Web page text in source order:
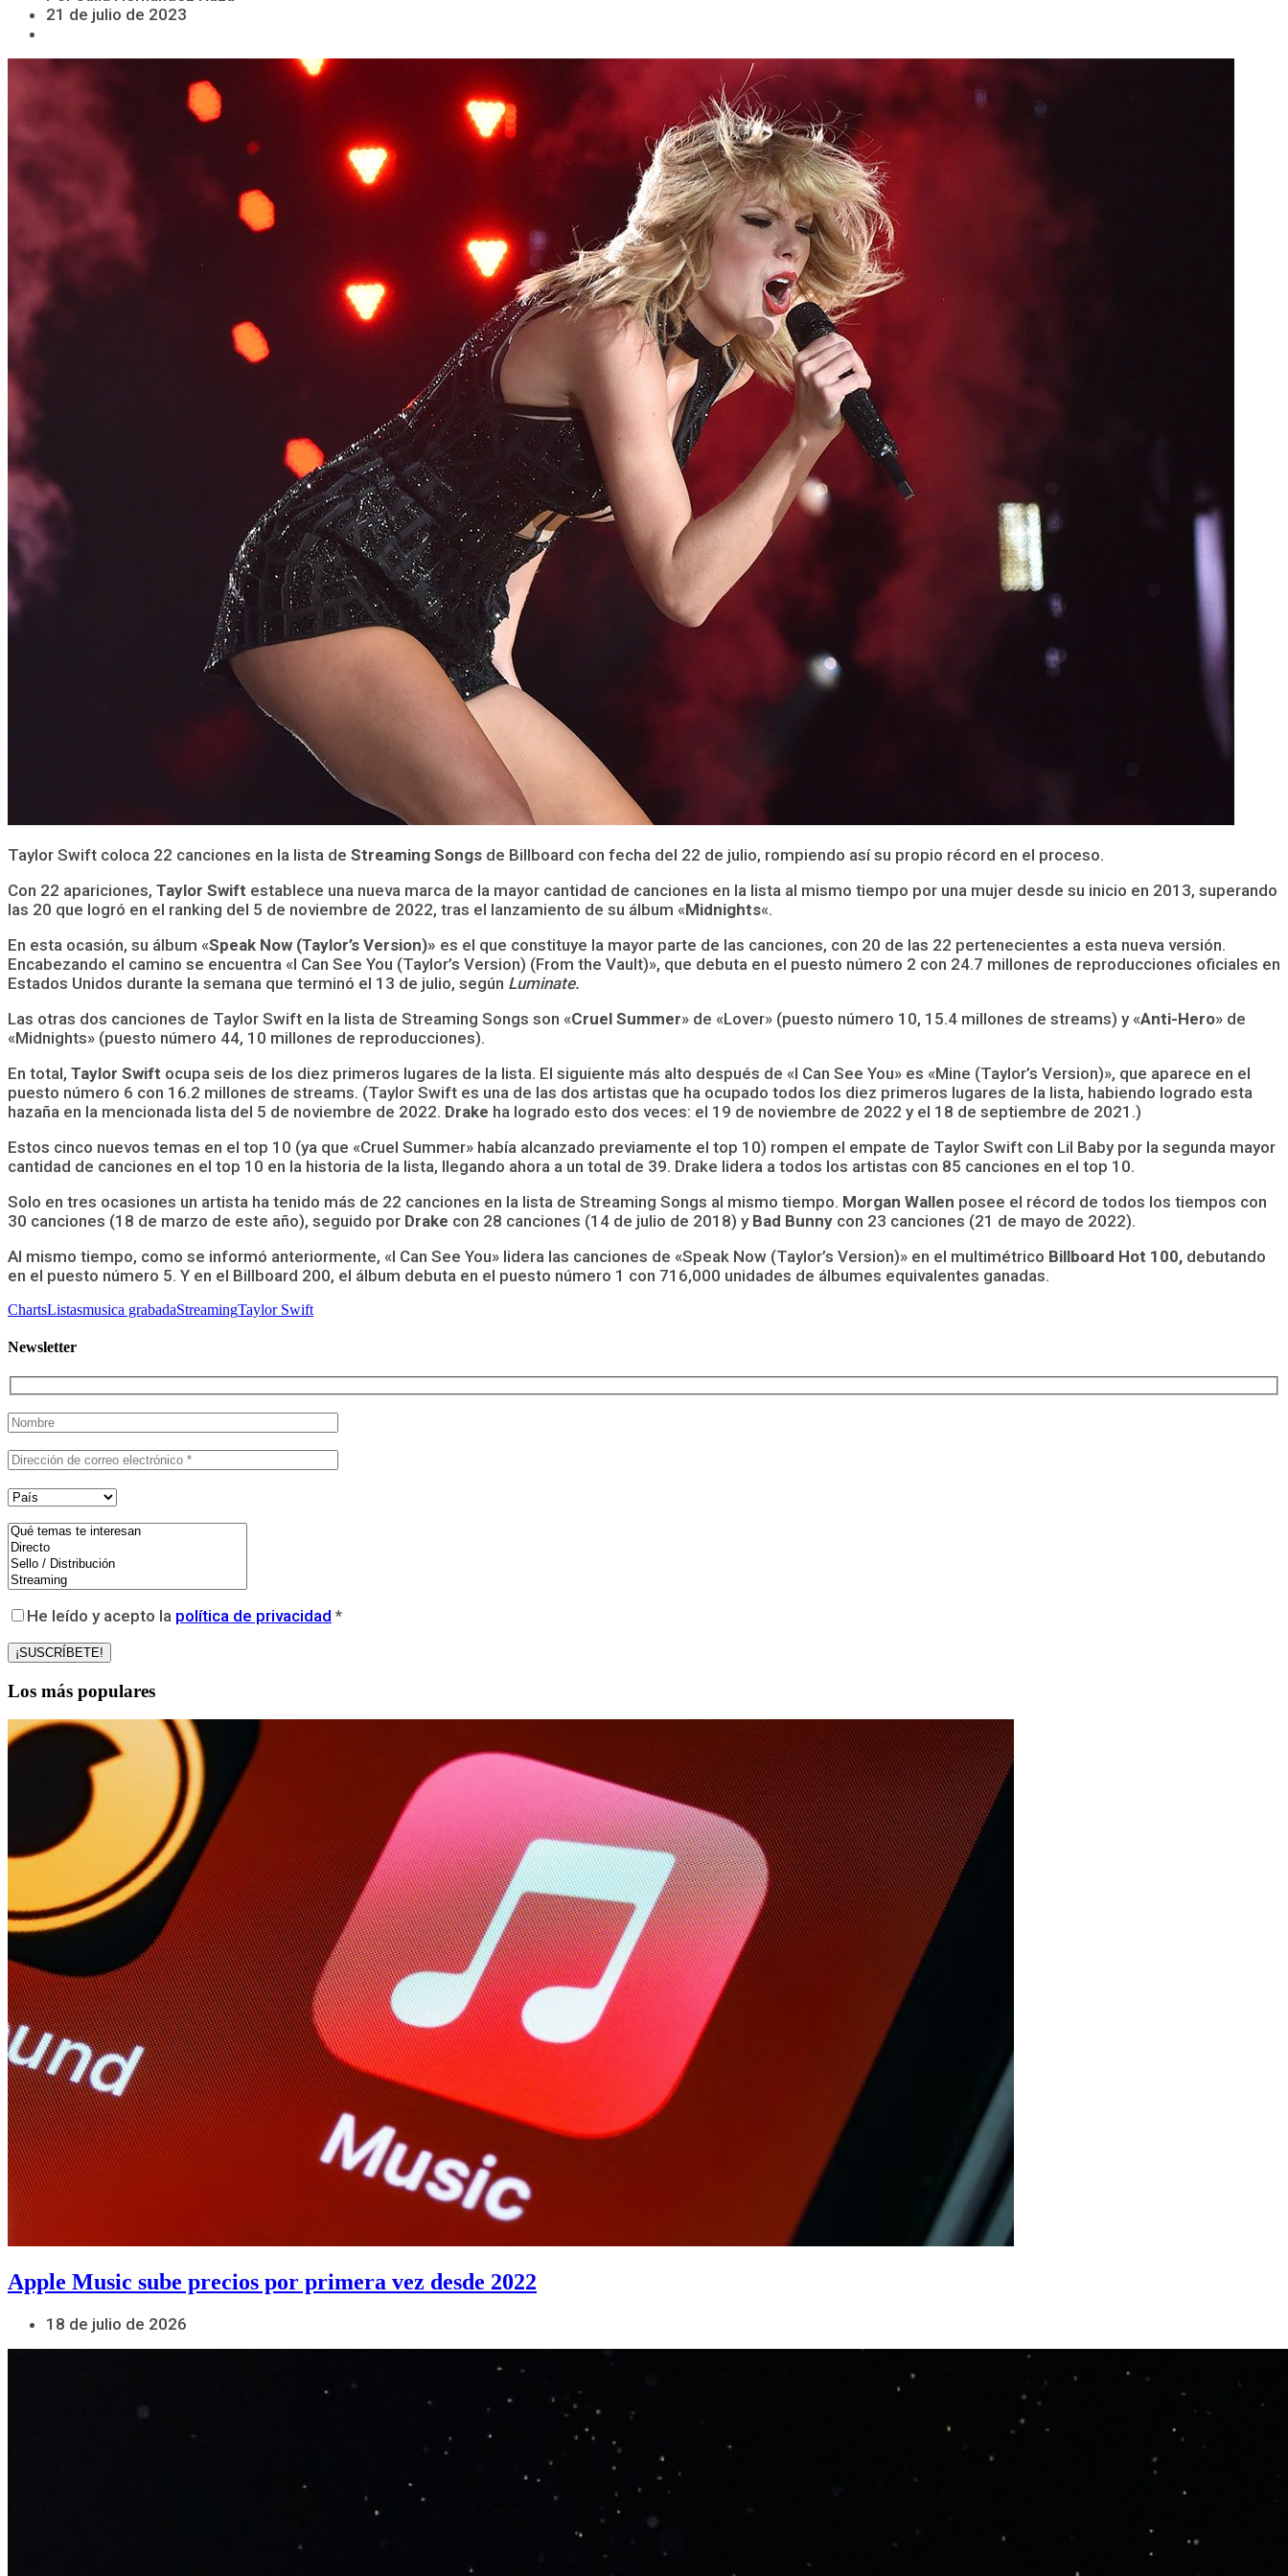
21 de julio de 2023
Taylor Swift coloca 22 canciones en la lista de Streaming Songs de Billboard con fecha del 22 de julio, rompiendo así su propio récord en el proceso.
Con 22 apariciones, Taylor Swift establece una nueva marca de la mayor cantidad de canciones en la lista al mismo tiempo por una mujer desde su inicio en 2013, superando
las 20 que logró en el ranking del 5 de noviembre de 2022, tras el lanzamiento de su álbum «Midnights«.
En esta ocasión, su álbum «Speak Now (Taylor’s Version)» es el que constituye la mayor parte de las canciones, con 20 de las 22 pertenecientes a esta nueva versión.
Encabezando el camino se encuentra «I Can See You (Taylor’s Version) (From the Vault)», que debuta en el puesto número 2 con 24.7 millones de reproducciones oficiales en
Estados Unidos durante la semana que terminó el 13 de julio, según Luminate.
Las otras dos canciones de Taylor Swift en la lista de Streaming Songs son «Cruel Summer» de «Lover» (puesto número 10, 15.4 millones de streams) y «Anti-Hero» de
«Midnights» (puesto número 44, 10 millones de reproducciones).
En total, Taylor Swift ocupa seis de los diez primeros lugares de la lista. El siguiente más alto después de «I Can See You» es «Mine (Taylor’s Version)», que aparece en el
puesto número 6 con 16.2 millones de streams. (Taylor Swift es una de las dos artistas que ha ocupado todos los diez primeros lugares de la lista, habiendo logrado esta
hazaña en la mencionada lista del 5 de noviembre de 2022. Drake ha logrado esto dos veces: el 19 de noviembre de 2022 y el 18 de septiembre de 2021.)
Estos cinco nuevos temas en el top 10 (ya que «Cruel Summer» había alcanzado previamente el top 10) rompen el empate de Taylor Swift con Lil Baby por la segunda mayor
cantidad de canciones en el top 10 en la historia de la lista, llegando ahora a un total de 39. Drake lidera a todos los artistas con 85 canciones en el top 10.
Solo en tres ocasiones un artista ha tenido más de 22 canciones en la lista de Streaming Songs al mismo tiempo. Morgan Wallen posee el récord de todos los tiempos con
30 canciones (18 de marzo de este año), seguido por Drake con 28 canciones (14 de julio de 2018) y Bad Bunny con 23 canciones (21 de mayo de 2022).
Al mismo tiempo, como se informó anteriormente, «I Can See You» lidera las canciones de «Speak Now (Taylor’s Version)» en el multimétrico Billboard Hot 100, debutando
en el puesto número 5. Y en el Billboard 200, el álbum debuta en el puesto número 1 con 716,000 unidades de álbumes equivalentes ganadas.
ChartsListasmusica grabadaStreamingTaylor Swift
Newsletter
He leído y acepto la política de privacidad *
Los más populares
Apple Music sube precios por primera vez desde 2022
18 de julio de 2026